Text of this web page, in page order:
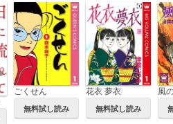
ごくせん
無料試し読み
花衣 夢衣
無料試し読み
風